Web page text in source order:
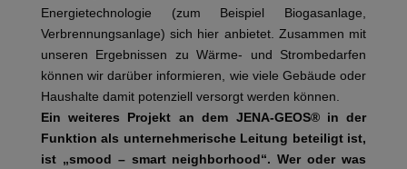
Energietechnologie (zum Beispiel Biogasanlage,
Verbrennungsanlage) sich hier anbietet. Zusammen mit
unseren Ergebnissen zu Wärme- und Strombedarfen
können wir darüber informieren, wie viele Gebäude oder
Haushalte damit potenziell versorgt werden können.
Ein weiteres Projekt an dem JENA-GEOS® in der
Funktion als unternehmerische Leitung beteiligt ist,
ist „smood – smart neighborhood“. Wer oder was